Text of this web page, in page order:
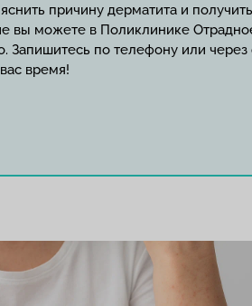
причину дерматита и получить
вы можете в Поликлинике
Запишитесь по телефону или
время!